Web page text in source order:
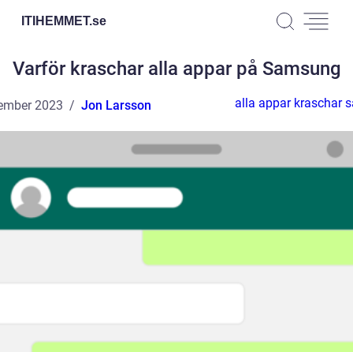
ITIHEMMET.se
Varför kraschar alla appar på Samsung
2023 Jon Larsson alla appar kraschar